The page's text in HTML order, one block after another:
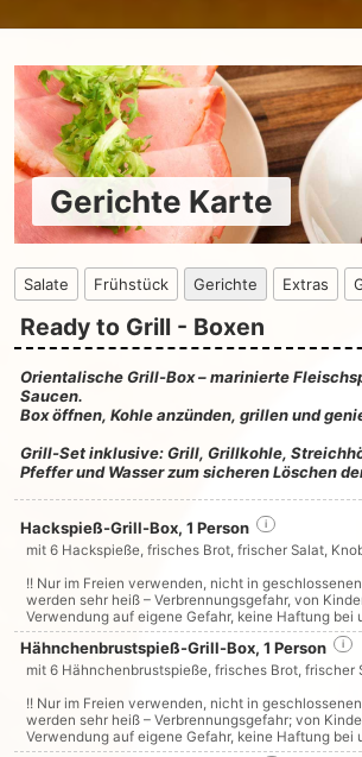
Gerichte Karte
Salate Frühstück Gerichte Extras
Ready to Grill - Boxen
Orientalische Grill-Box – marinierte
Saucen.
Box öffnen, Kohle anzünden, grillen und
Grill-Set inklusive: Grill, Grillkohle,
Pfeffer und Wasser zum sicheren Löschen
Hackspieß-Grill-Box, 1 Person i
mit 6 Hackspieße, frisches Brot, frischer Salat,
!! Nur im Freien verwenden, nicht in
werden sehr heiß – Verbrennungsgefahr, von
Verwendung auf eigene Gefahr, keine Haftung bei
Hähnchenbrustspieß-Grill-Box, 1 Person i
mit 6 Hähnchenbrustspieße, frisches Brot,
!! Nur im Freien verwenden, nicht in
werden sehr heiß – Verbrennungsgefahr; von
Verwendung auf eigene Gefahr, keine Haftung bei